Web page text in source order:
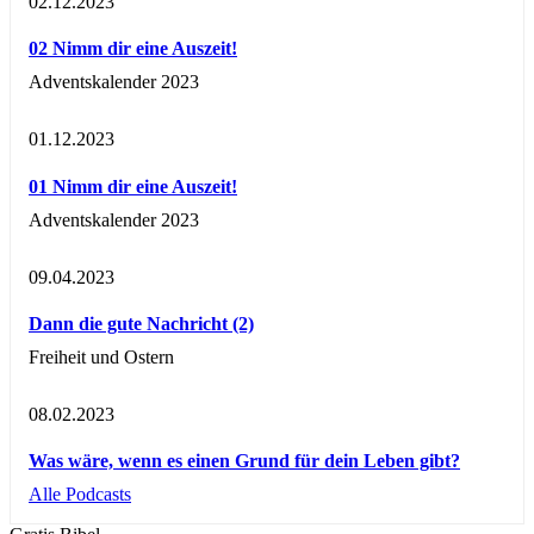
02 Nimm dir eine Auszeit!
Adventskalender 2023
01.12.2023
01 Nimm dir eine Auszeit!
Adventskalender 2023
09.04.2023
Dann die gute Nachricht (2)
Freiheit und Ostern
08.02.2023
Was wäre, wenn es einen Grund für dein Leben gibt?
Alle Podcasts